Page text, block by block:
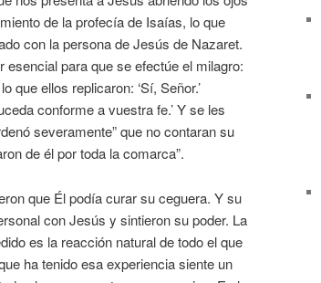
de la profecía de Isaías, lo que
con la persona de Jesús de Nazaret.
para que se efectúe el milagro:
que ellos replicaron: ‘Sí, Señor.’
conforme a vuestra fe.’ Y se les
severamente” que no contaran su
de él por toda la comarca”.
que Él podía curar su ceguera. Y su
con Jesús y sintieron su poder. La
es la reacción natural de todo el que
ha tenido esa experiencia siente un